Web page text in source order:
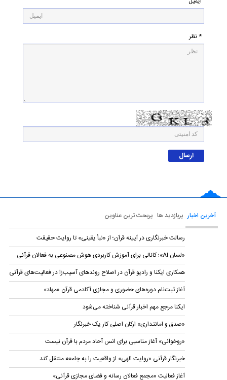
* نظر
آخرین اخبار پربازدید ها پربحث ترین عناوین
رسالت خبرنگاری در آیینه قرآن؛ از «نبأ یقینی» تا روایت حقیقت
«لسان AI»؛ کانالی برای آموزش کاربردی هوش مصنوعی به فعالان قرآنی
همکاری ایکنا و رادیو قرآن در اصلاح روندهای آسیب‌زا در فعالیت‌های قرآنی
آغاز ثبت‌نام دوره‌های حضوری و مجازی آکادمی قرآن «مهاد»
ایکنا مرجع مهم اخبار قرآنی شناخته می‌شود
«صدق و امانتداری» ارکان اصلی کار یک خبرنگار
«روخوانی» آغاز مناسبی برای انس آحاد مردم با قرآن نیست
خبرنگار قرآنی «روایت الهی» از واقعیت را به جامعه منتقل کند
آغاز فعالیت «مجمع فعالان رسانه و فضای مجازی قرآنی»